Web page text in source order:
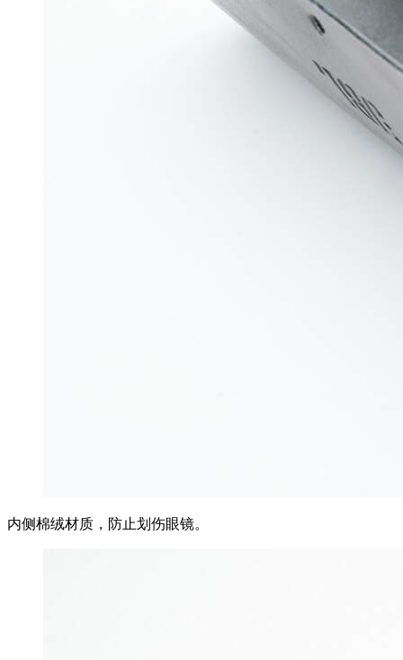
内侧棉绒材质，防止划伤眼镜。